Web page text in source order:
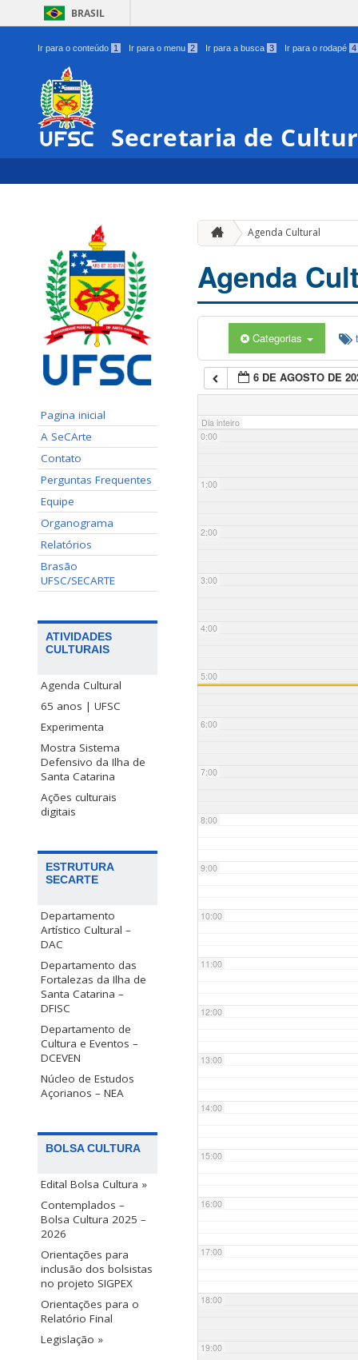
BRASIL
Ir para o conteúdo 1 Ir para o menu 2 Ir para a busca 3 Ir para o rodapé 4
Secretaria de
Pagina inicial
A SeCArte
Contato
Perguntas Frequentes
Equipe
Organograma
Relatórios
Brasão
UFSC/SECARTE
ATIVIDADES
CULTURAIS
Agenda Cultural
65 anos | UFSC
Experimenta
Mostra Sistema
Defensivo da Ilha de
Santa Catarina
Ações culturais
digitais
ESTRUTURA
SECARTE
Departamento
Artístico Cultural –
DAC
Departamento das
Fortalezas da Ilha de
Santa Catarina –
DFISC
Departamento de
Cultura e Eventos –
DCEVEN
Núcleo de Estudos
Açorianos – NEA
BOLSA CULTURA
Edital Bolsa Cultura »
Contemplados –
Bolsa Cultura 2025 –
2026
Orientações para
inclusão dos bolsistas
no projeto SIGPEX
Orientações para o
Relatório Final
Legislação »
Agenda Cultural
Agenda
Categorias
6 DE AGOSTO DE
Dia inteiro
0:00
1:00
2:00
3:00
4:00
5:00
6:00
7:00
8:00
9:00
10:00
11:00
12:00
13:00
14:00
15:00
16:00
17:00
18:00
19:00